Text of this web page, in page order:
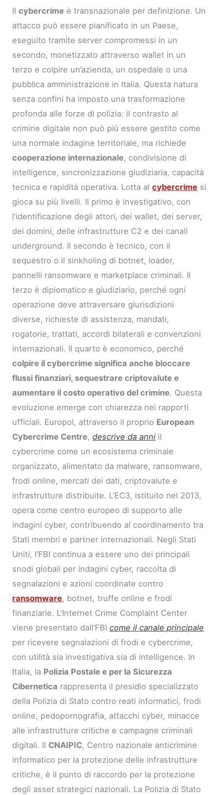
Ilcybercrime è transnazionale per definizione. Un
attacco può essere pianificato in un Paese,
eseguito tramite server compromessi in un
secondo, monetizzato attraverso wallet in un
terzo e colpire un’azienda, un ospedale o una
pubblica amministrazione in Italia. Questa natura
senza confini ha imposto una trasformazione
profonda alle forze di polizia: il contrasto al
crimine digitale non può più essere gestito come
una normale indagine territoriale, ma richiede
cooperazione internazionale, condivisione di
intelligence, sincronizzazione giudiziaria, capacità
tecnica e rapidità operativa. Lotta alcybercrime si
gioca su più livelli. Il primo è investigativo, con
l’identificazione degli attori, dei wallet, dei server,
dei domini, delle infrastrutture C2 e dei canali
underground. Il secondo è tecnico, con il
sequestro o il sinkholing di botnet, loader,
pannelli ransomware e marketplace criminali. Il
terzo è diplomatico e giudiziario, perché ogni
operazione deve attraversare giurisdizioni
diverse, richieste di assistenza, mandati,
rogatorie, trattati, accordi bilaterali e convenzioni
internazionali. Il quarto è economico, perché
colpire il cybercrime significa anche bloccare
flussi finanziari, sequestrare criptovalute e
aumentare il costo operativo del crimine. Questa
evoluzione emerge con chiarezza nei rapporti
ufficiali. Europol, attraverso il proprio European
Cybercrime Centre,descrive da anni il
cybercrime come un ecosistema criminale
organizzato, alimentato da malware, ransomware,
frodi online, mercati dei dati, criptovalute e
infrastrutture distribuite. L’EC3, istituito nel 2013,
opera come centro europeo di supporto alle
indagini cyber, contribuendo al coordinamento tra
Stati membri e partner internazionali. Negli Stati
Uniti, l’FBI continua a essere uno dei principali
snodi globali per indagini cyber, raccolta di
segnalazioni e azioni coordinate contro
ransomware, botnet, truffe online e frodi
finanziarie. L’Internet Crime Complaint Center
viene presentato dall’FBIcome il canale principale
per ricevere segnalazioni di frodi e cybercrime,
con utilità sia investigativa sia di intelligence. In
Italia, la Polizia Postale e per la Sicurezza
Cibernetica rappresenta il presidio specializzato
della Polizia di Stato contro reati informatici, frodi
online, pedopornografia, attacchi cyber, minacce
alle infrastrutture critiche e campagne criminali
digitali. Il CNAIPIC, Centro nazionale anticrimine
informatico per la protezione delle infrastrutture
critiche, è il punto di raccordo per la protezione
degli asset strategici nazionali. La Polizia di Stato